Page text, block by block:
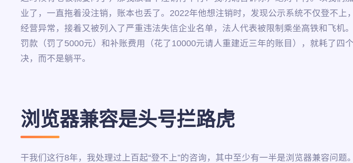
业了，一直拖着没注销，账本也丢了。2022年他想注销时，发现公示系统不仅登不
经营异常，接着又被列入了严重违法失信企业名单，法人代表被限制乘坐高铁和飞
罚款（罚了5000元）和补账费用（花了10000元请人重建近三年的账目），就耗了
决，而不是躺平。
浏览器兼容是头号拦路虎
干我们这行8年，我处理过上百起“登不上”的咨询，其中至少有一半是浏览器兼容问